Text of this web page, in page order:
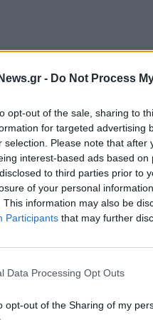
- Do Not Process
opt-out of the sale, sharing to
for targeted advertising
selection. Please note that
interest-based ads based
to third parties prior to
of your personal
This information may also be
Participants that may further
Data Processing Opt Outs
opt-out of the Sharing of my
της ΕΔΙΠΤ Πέννυ
workshops και τις
και της
Τύπου και της
από ποτέ.